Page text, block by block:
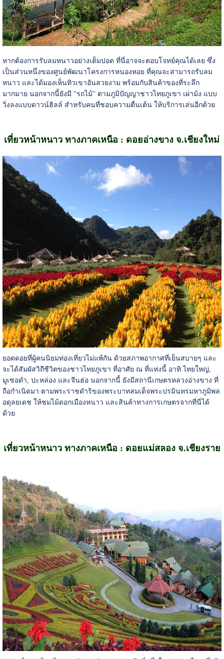
หากต้องการรับลมหนาวอย่างเต็มปอด ที่นี่อาจจะตอบโจทย์คุณได้เลย ซึ่ง
เป็นส่วนหนึ่งของศูนย์พัฒนาโครงการหนองหอย ที่คุณจะสามารถรับลม
หนาว และได้มองเห็นทิวเขาอันสวยงาม พร้อมกับสินค้าของที่ระลึก
มากมาย นอกจากนี้ยังมี "รถไม้" ตามภูมิปัญญาชาวไทยภูเขา เผ่าม้ง แบบ
วิ่งลงแบบดาวน์ฮิลล์ สำหรับคนที่ชอบความตื่นเต้น ให้บริการเล่นอีกด้วย
เที่ยวหน้าหนาว ทางภาคเหนือ : ดอยอ่างขาง จ.เชียงใหม่
ยอดดอยที่ผู้คนนิยมท่องเที่ยวไม่แพ้กัน ด้วยสภาพอากาศที่เย็นสบายๆ และ
จะได้สัมผัสวิถีชีวิตของชาวไทยภูเขา ที่อาศัย ณ ที่แห่งนี้ อาทิ ไทยใหญ่,
มูเซอดำ, ปะหล่อง และจีนฮ่อ นอกจากนี้ ยังมีสถานีเกษตรหลวงอ่างขาง ที่
ถือกำเนิดมา ตามพระราชดำริของพระบาทสมเด็จพระปรมินทรมหาภูมิพล
อดุลยเดช ให้ชมไม้ดอกเมืองหนาว และสินค้าทางการเกษตรจากที่นี่ได้
ด้วย
เที่ยวหน้าหนาว ทางภาคเหนือ : ดอยแม่สลอง จ.เชียงราย